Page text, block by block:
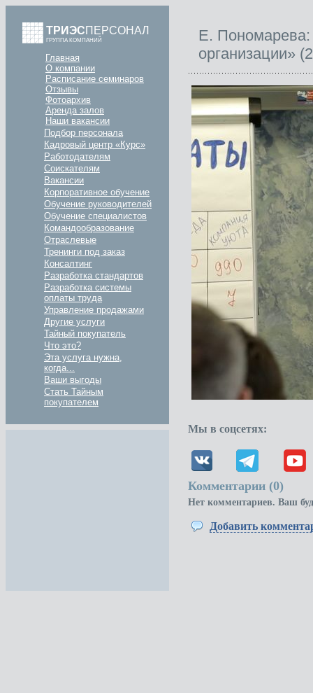
ТРИЭСПЕРСОНАЛ
ГРУППА КОМПАНИЙ
Главная
О компании
Расписание семинаров
Отзывы
Фотоархив
Аренда залов
Наши вакансии
Подбор персонала
Кадровый центр «Курс»
Работодателям
Соискателям
Вакансии
Корпоративное обучение
Обучение руководителей
Обучение специалистов
Командообразование
Отраслевые
Тренинги под заказ
Консалтинг
Разработка стандартов
Разработка системы
оплаты труда
Управление продажами
Другие услуги
Тайный покупатель
Что это?
Эта услуга нужна,
когда...
Ваши выгоды
Стать Тайным
покупателем
Е.
организации»
Мы в соцсетях:
Комментарии (0)
Нет комментариев. Ваш
Добавить